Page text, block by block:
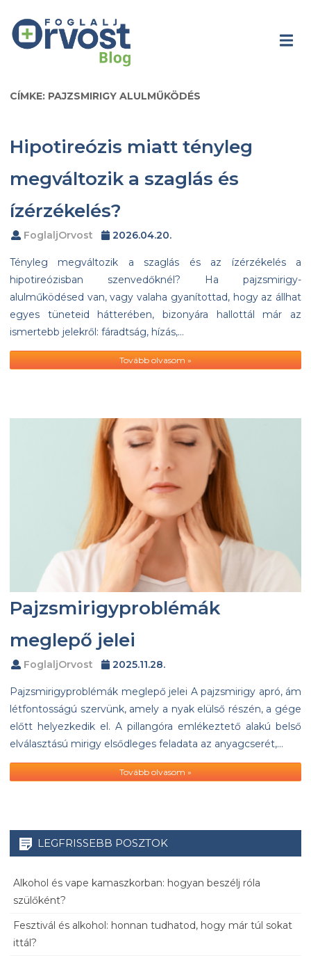
CÍMKE: PAJZSMIRIGY ALULMŰKÖDÉS
Hipotireózis miatt tényleg
megváltozik a szaglás és
ízérzékelés?
FoglaljOrvost 2026.04.20.
Tényleg megváltozik a szaglás és az ízérzékelés a
hipotireózisban szenvedőknél? Ha pajzsmirigy-
alulműködésed van, vagy valaha gyanítottad, hogy az állhat
egyes tüneteid hátterében, bizonyára hallottál már az
ismertebb jelekről: fáradtság, hízás,…
Tovább olvasom »
Pajzsmirigyproblémák
meglepő jelei
FoglaljOrvost 2025.11.28.
Pajzsmirigyproblémák meglepő jelei A pajzsmirigy apró, ám
létfontosságú szervünk, amely a nyak elülső részén, a gége
előtt helyezkedik el. A pillangóra emlékeztető alakú belső
elválasztású mirigy elsődleges feladata az anyagcserét,…
Tovább olvasom »
LEGFRISSEBB POSZTOK
Alkohol és vape kamaszkorban: hogyan beszélj róla
szülőként?
Fesztivál és alkohol: honnan tudhatod, hogy már túl sokat
ittál?